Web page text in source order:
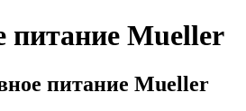
питание Mueller
питание Mueller